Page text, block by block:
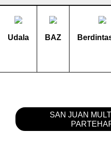
Udala BAZ
SAN JUAN